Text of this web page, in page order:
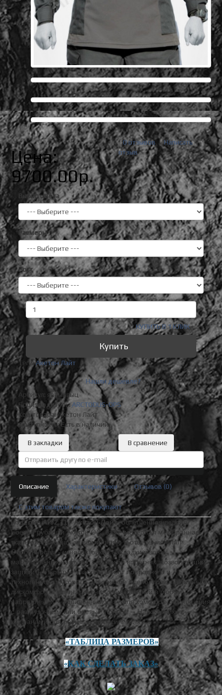
Цена:
9700.00р.
0 отзывов|Написать
отзыв
Выбор цвета
Размеры
Рост
КУПИТЬ В 1 КЛИК
Купить
Теги:Акетон Лайт
Нашли дешевле?
Артикул: яваывпыц
Производитель: ARCTODUS-OPS
Код товара:Акетон Лайт
Доступность: Есть в наличии
В закладки В сравнение
Описание Характеристики Отзывов (0)
C этим товаром также покупают
Изделие А-92.11 - Акетон-Лайт, облегченная версия
Боевой рубашки Акетон ОС, база -материал мембранная
ткань отвечающая за вентиляцию и отведение влаги.
Особенности: - износостойкие накладки в зонах
максимальных нагрузок. - Высокий воротник, позволяющий
защитить открытые участки шеи от природного и
техногенного мусора. - Эластичное плечо, позволяющее без
дискомфорта или натяжения двигать рукой в любом
направлении. - Удлинённый низ - для комфортного ношения
с разгрузочным или боевым поясом. - Налокотники с
карманами для размещения усилителя.
«ТАБЛИЦА РАЗМЕРОВ»
«КАК СДЕЛАТЬ ЗАКАЗ»